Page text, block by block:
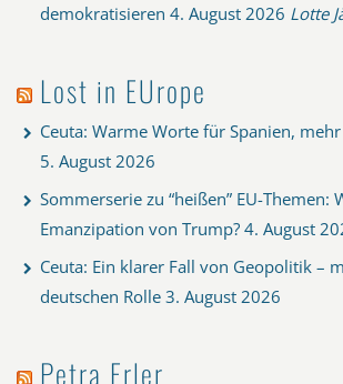
demokratisieren 4. August 2026 Lotte
Lost in EUrope
Ceuta: Warme Worte für Spanien,
5. August 2026
Sommerserie zu “heißen” EU-Themen:
Emanzipation von Trump? 4. August
Ceuta: Ein klarer Fall von Geopolitik –
deutschen Rolle 3. August 2026
Petra Erler